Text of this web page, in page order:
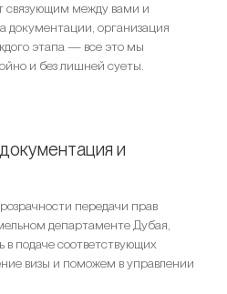
связующим между вами и
документации, организация
этапа — все это мы
и без лишней суеты.
и
передачи прав
департаменте Дубая,
в подаче соответствующих
визы и поможем в управлении